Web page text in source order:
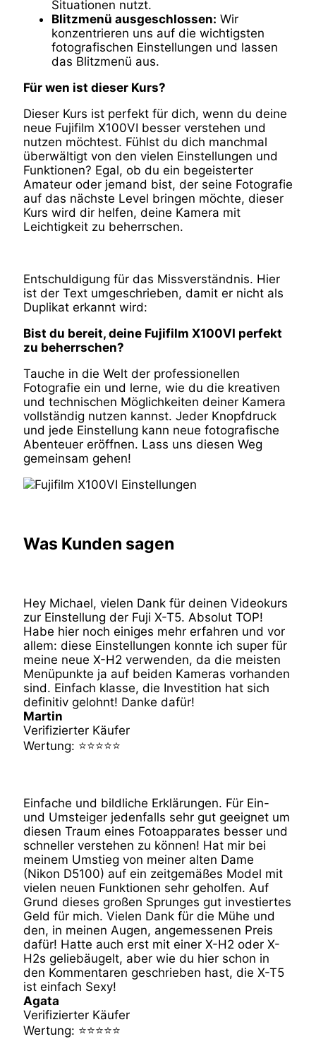
Situationen nutzt.
Blitzmenü ausgeschlossen: Wir
konzentrieren uns auf die wichtigsten
fotografischen Einstellungen und lassen
das Blitzmenü aus.
Für wen ist dieser Kurs?
Dieser Kurs ist perfekt für dich, wenn du deine
neue Fujifilm X100VI besser verstehen und
nutzen möchtest. Fühlst du dich manchmal
überwältigt von den vielen Einstellungen und
Funktionen? Egal, ob du ein begeisterter
Amateur oder jemand bist, der seine Fotografie
auf das nächste Level bringen möchte, dieser
Kurs wird dir helfen, deine Kamera mit
Leichtigkeit zu beherrschen.
Entschuldigung für das Missverständnis. Hier
ist der Text umgeschrieben, damit er nicht als
Duplikat erkannt wird:
Bist du bereit, deine Fujifilm X100VI perfekt
zu beherrschen?
Tauche in die Welt der professionellen
Fotografie ein und lerne, wie du die kreativen
und technischen Möglichkeiten deiner Kamera
vollständig nutzen kannst. Jeder Knopfdruck
und jede Einstellung kann neue fotografische
Abenteuer eröffnen. Lass uns diesen Weg
gemeinsam gehen!
Was Kunden sagen
Hey Michael, vielen Dank für deinen Videokurs
zur Einstellung der Fuji X-T5. Absolut TOP!
Habe hier noch einiges mehr erfahren und vor
allem: diese Einstellungen konnte ich super für
meine neue X-H2 verwenden, da die meisten
Menüpunkte ja auf beiden Kameras vorhanden
sind. Einfach klasse, die Investition hat sich
definitiv gelohnt! Danke dafür!
Martin
Verifizierter Käufer
Wertung: ⭐⭐⭐⭐⭐
Einfache und bildliche Erklärungen. Für Ein-
und Umsteiger jedenfalls sehr gut geeignet um
diesen Traum eines Fotoapparates besser und
schneller verstehen zu können! Hat mir bei
meinem Umstieg von meiner alten Dame
(Nikon D5100) auf ein zeitgemäßes Model mit
vielen neuen Funktionen sehr geholfen. Auf
Grund dieses großen Sprunges gut investiertes
Geld für mich. Vielen Dank für die Mühe und
den, in meinen Augen, angemessenen Preis
dafür! Hatte auch erst mit einer X-H2 oder X-
H2s geliebäugelt, aber wie du hier schon in
den Kommentaren geschrieben hast, die X-T5
ist einfach Sexy!
Agata
Verifizierter Käufer
Wertung: ⭐⭐⭐⭐⭐